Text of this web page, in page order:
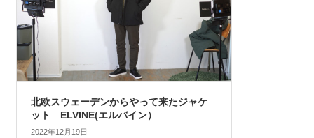
北欧スウェーデンからやって来たジャケ
ット ELVINE(エルバイン）
2022年12月19日